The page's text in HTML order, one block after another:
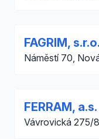
FAGRIM, s.r.o.
Náměstí 70,
FERRAM, a.s.
Vávrovická 275/